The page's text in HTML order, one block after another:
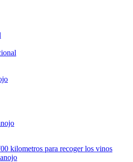
kilometros para recoger los vinos